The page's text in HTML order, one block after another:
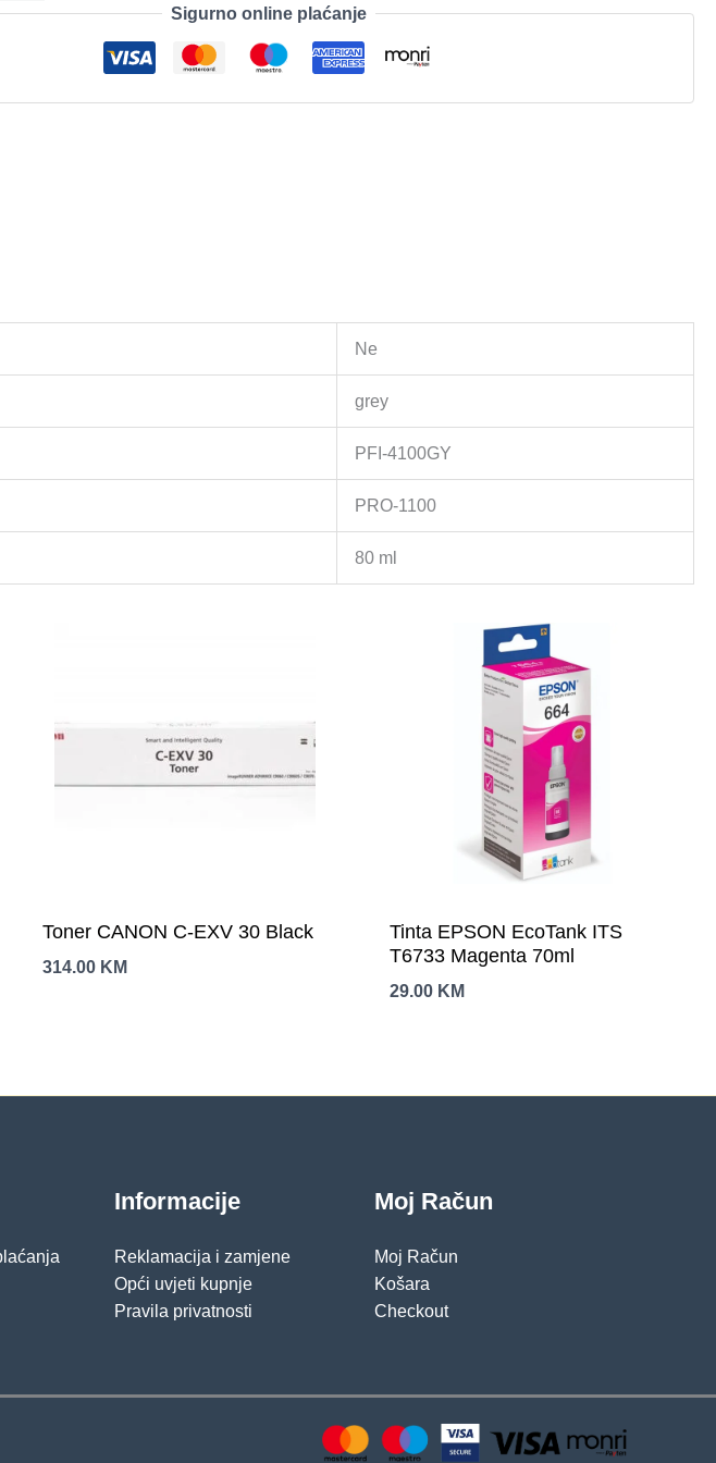
Sigurno online plaćanje
Ne
grey
PFI-4100GY
PRO-1100
80 ml
Toner CANON C-EXV 30 Black
314.00 KM
Tinta EPSON EcoTank ITS
T6733 Magenta 70ml
29.00 KM
Informacije
Reklamacija i zamjene
Opći uvjeti kupnje
Pravila privatnosti
Moj Račun
Moj Račun
Košara
Checkout